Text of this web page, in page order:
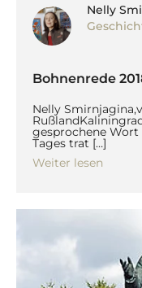
Nelly
Bohnenrede
Nelly
gesprochene Wort
Tages trat […]
Weiter lesen